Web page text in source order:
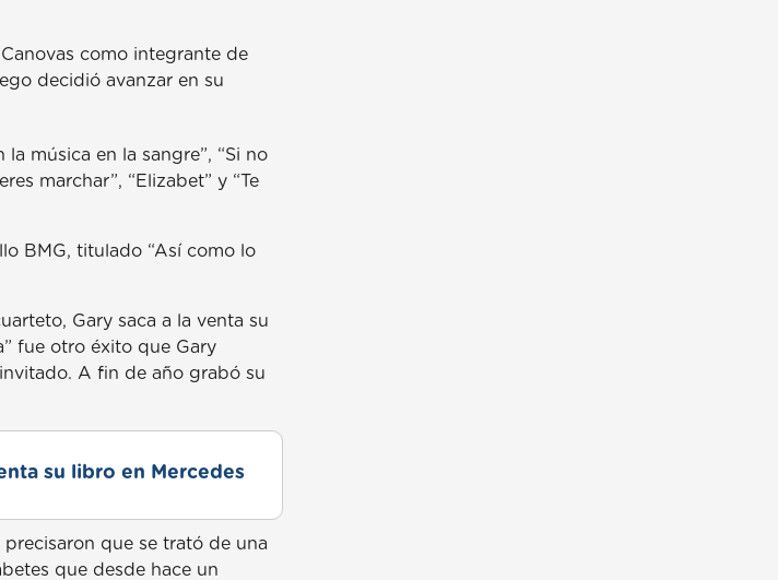
como integrante de
decidió avanzar en su
música en la sangre”, “Si no
marchar”, “Elizabet” y “Te
BMG, titulado “Así como lo
Gary saca a la venta su
fue otro éxito que Gary
A fin de año grabó su
su libro en Mercedes
que se trató de una
que desde hace un